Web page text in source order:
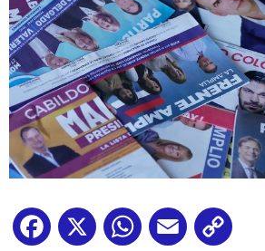
Facebook
X WhatsApp
Email